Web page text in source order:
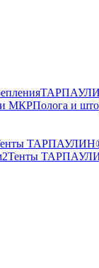
МКРПолога и
ТАРПАУЛИН®
Тенты